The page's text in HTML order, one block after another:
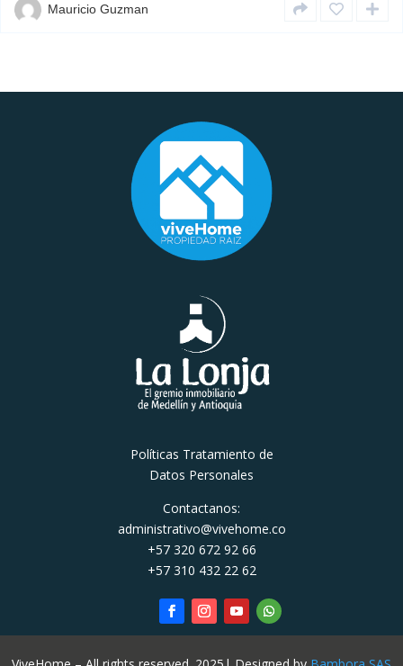
Mauricio Guzman
Políticas Tratamiento de
Datos Personales
Contactanos:
administrativo@vivehome.co
+57 320 672 92 66
+57 310 432 22 62